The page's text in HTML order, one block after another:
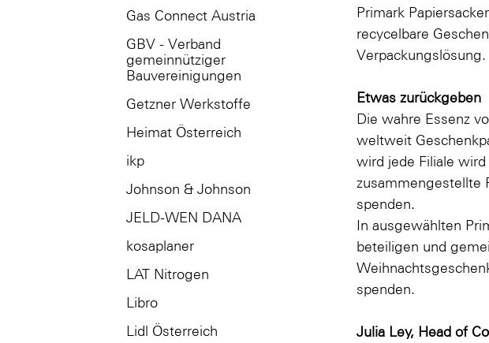
Gas Connect Austria
GBV - Verband
gemeinnütziger
Bauvereinigungen
Getzner Werkstoffe
Heimat Österreich
ikp
Johnson & Johnson
JELD-WEN DANA
kosaplaner
LAT Nitrogen
Libro
Lidl Österreich
Primark
recycelbare
Verpackungslösung.
Etwas zurückgeben
Die wahre Essenz
weltweit
wird jede Filiale
zusammengestellte
spenden.
In ausgewählten
beteiligen und
spenden.
Julia Ley, Head of